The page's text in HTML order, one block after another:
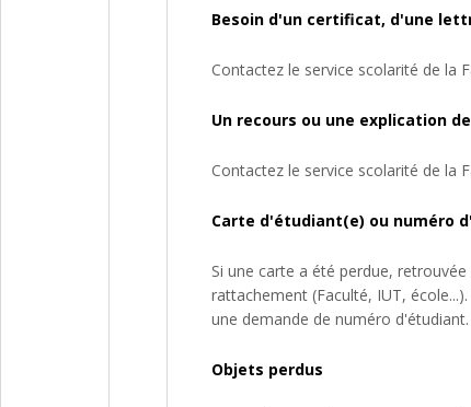
Besoin d'un certificat, d'une
Contactez le service scolarité de la
Un recours ou une explication
Contactez le service scolarité de la
Carte d'étudiant(e) ou numéro
Si une carte a été perdue,
rattachement (Faculté, IUT,
une demande de numéro d'étudiant.
Objets perdus